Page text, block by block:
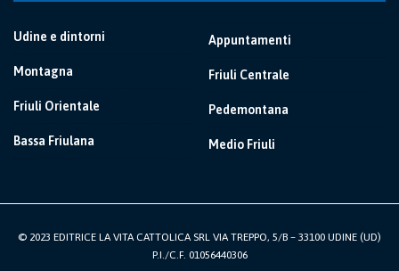
Udine e dintorni
Montagna
Friuli Orientale
Bassa Friulana
Appuntamenti
Friuli Centrale
Pedemontana
Medio Friuli
© 2023 EDITRICE LA VITA CATTOLICA SRL VIA TREPPO, 5/B – 33100 UDINE (UD)
P.I./C.F. 01056440306